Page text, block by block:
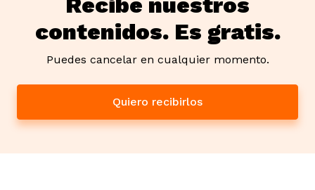
contenidos. Es gratis.
Puedes cancelar en cualquier momento.
Quiero recibirlos